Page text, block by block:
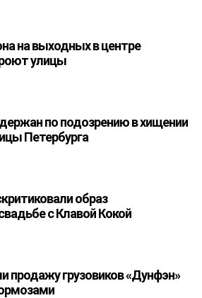
на выходных в центре
улицы
по подозрению в хищении
Петербурга
образ
с Клавой Кокой
продажу грузовиков «Дунфэн»